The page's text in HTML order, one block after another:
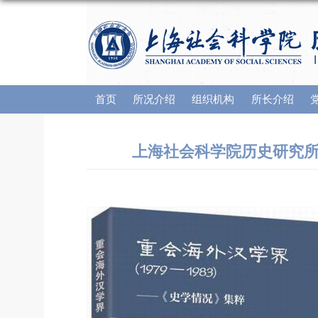
首页 所况介绍 组织机构 所长介绍
上海社会科学院历史研究